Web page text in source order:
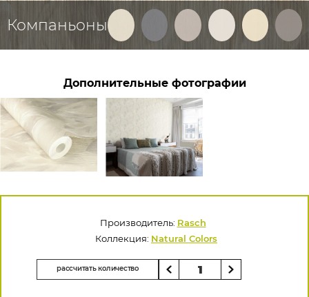
Компаньоны
Дополнительные фотографии
Производитель: Rasch
Коллекция: Natural Colors
рассчитать количество